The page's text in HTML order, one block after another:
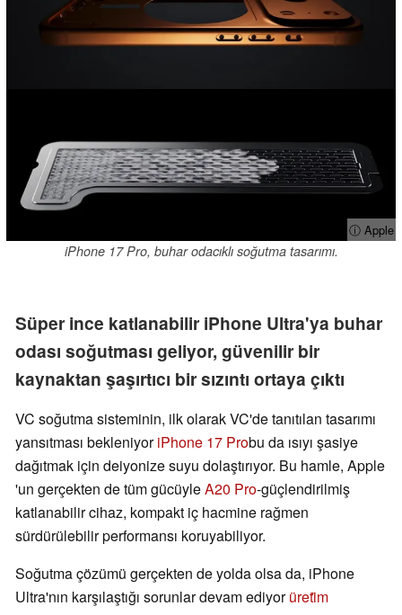
ⓘ Apple
iPhone 17 Pro, buhar odacıklı soğutma tasarımı.
Süper ince katlanabilir iPhone Ultra'ya buhar
odası soğutması geliyor, güvenilir bir
kaynaktan şaşırtıcı bir sızıntı ortaya çıktı
VC soğutma sisteminin, ilk olarak VC'de tanıtılan tasarımı
yansıtması bekleniyoriPhone 17 Probu da ısıyı şasiye
dağıtmak için deiyonize suyu dolaştırıyor. Bu hamle, Apple
'un gerçekten de tüm gücüyleA20 Pro-güçlendirilmiş
katlanabilir cihaz, kompakt iç hacmine rağmen
sürdürülebilir performansı koruyabiliyor.
Soğutma çözümü gerçekten de yolda olsa da, iPhone
Ultra'nın karşılaştığı sorunlar devam ediyorüreti̇m